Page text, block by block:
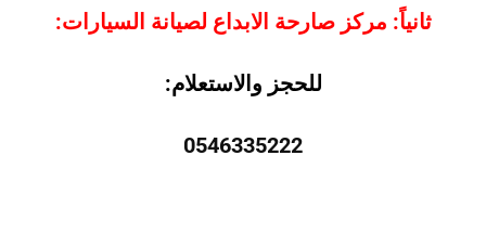
ثانياً: مركز صارحة الابداع لصيانة السيارات:
للحجز والاستعلام:
0546335222